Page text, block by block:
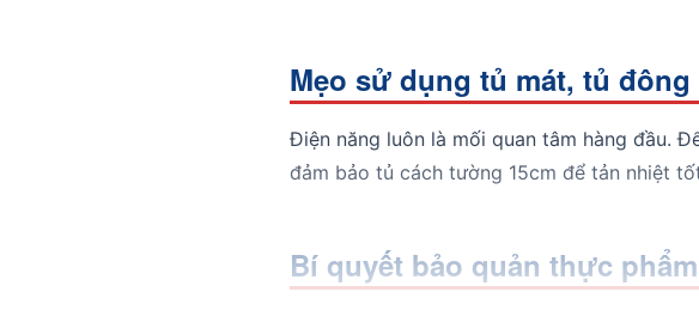
Mẹo sử dụng tủ mát, tủ
Điện năng luôn là mối quan tâm hàng đầu.
đảm bảo tủ cách tường 15cm để tản nhiệt
Bí quyết bảo quản thực